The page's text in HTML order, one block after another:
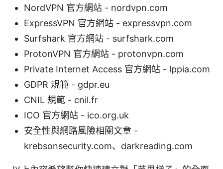
NordVPN 官方網站 - nordvpn.com
ExpressVPN 官方網站 - expressvpn.com
Surfshark 官方網站 - surfshark.com
ProtonVPN 官方網站 - protonvpn.com
Private Internet Access 官方網站 - lppia.com
GDPR 規範 - gdpr.eu
CNIL 規範 - cnil.fr
ICO 官方網站 - ico.org.uk
安全性與網路風險相關文章 -
krebsonsecurity.com、darkreading.com